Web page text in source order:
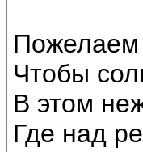
Пожелаем
Чтобы
В этом
Где над